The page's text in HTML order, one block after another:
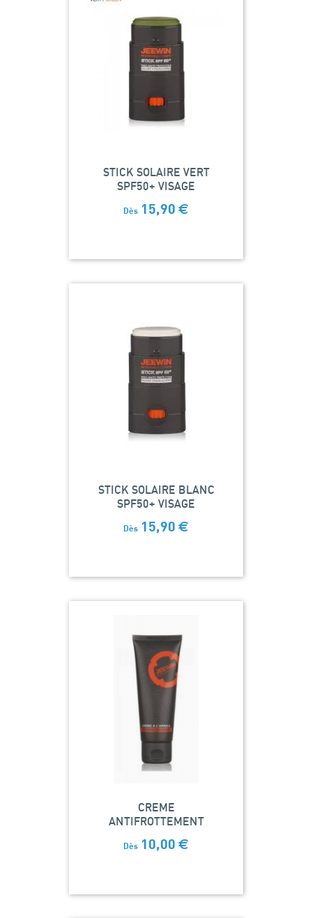
STICK SOLAIRE VERT
SPF50+ VISAGE
Dès 15,90 €
STICK SOLAIRE BLANC
SPF50+ VISAGE
Dès 15,90 €
CREME
ANTIFROTTEMENT
Dès 10,00 €